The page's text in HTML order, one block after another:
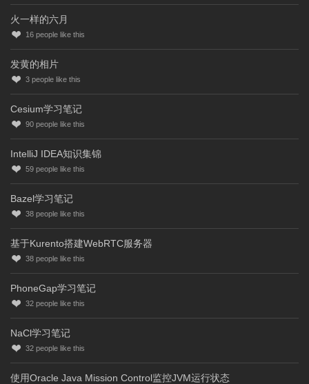
火一样的六月
16 people like this
发黄的相片
3 people like this
Cesium学习笔记
90 people like this
IntelliJ IDEA知识集锦
59 people like this
Bazel学习笔记
38 people like this
基于Kurento搭建WebRTC服务器
38 people like this
PhoneGap学习笔记
32 people like this
NaCl学习笔记
32 people like this
使用Oracle Java Mission Control监控JVM运行状态